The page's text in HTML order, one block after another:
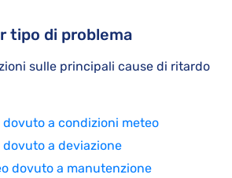
tipo di problema
sulle principali cause di ritardo
dovuto a condizioni meteo
dovuto a deviazione
dovuto a manutenzione